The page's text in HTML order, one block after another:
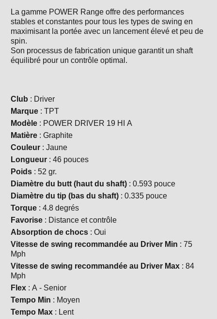
La gamme POWER Range offre des performances
stables et constantes pour tous les types de swing en
maximisant la portée avec un lancement élevé et peu de
spin.
Son processus de fabrication unique garantit un shaft
équilibré pour un contrôle optimal.
Club : Driver
Marque : TPT
Modèle : POWER DRIVER 19 HI A
Matière : Graphite
Couleur : Jaune
Longueur : 46 pouces
Poids : 52 gr.
Diamètre du butt (haut du shaft) : 0.593 pouce
Diamètre du tip (bas du shaft) : 0.335 pouce
Torque : 4.8 degrés
Favorise : Distance et contrôle
Absorption de chocs : Oui
Vitesse de swing recommandée au Driver Min : 75
Mph
Vitesse de swing recommandée au Driver Max : 84
Mph
Flex : A - Senior
Tempo Min : Moyen
Tempo Max : Lent